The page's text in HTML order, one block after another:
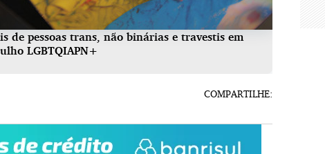
de pessoas trans, não binárias e travestis em
LGBTQIAPN+
COMPARTILHE: